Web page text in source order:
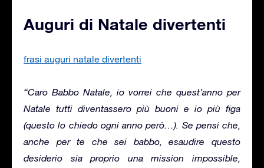
Auguri di Natale divertenti
frasi auguri natale divertenti
“Caro Babbo Natale, io vorrei che quest’anno per
Natale tutti diventassero più buoni e io più figa
(questo lo chiedo ogni anno però…). Se pensi che,
anche per te che sei babbo, esaudire questo
desiderio sia proprio una mission impossible,